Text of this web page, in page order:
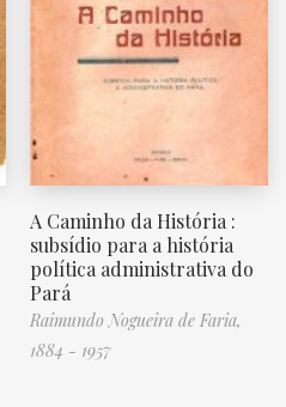
A Caminho da História :
subsídio para a história
política administrativa do
Pará
Raimundo Nogueira de Faria,
1884 - 1957